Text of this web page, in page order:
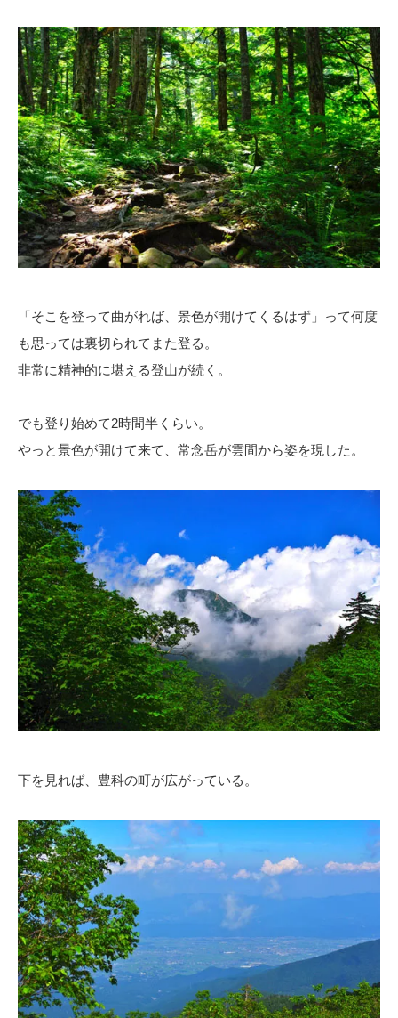
「そこを登って曲がれば、景色が開けてくるはず」って何度
も思っては裏切られてまた登る。
非常に精神的に堪える登山が続く。
でも登り始めて2時間半くらい。
やっと景色が開けて来て、常念岳が雲間から姿を現した。
下を見れば、豊科の町が広がっている。